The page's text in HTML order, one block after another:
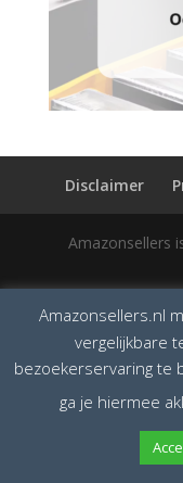
Disclaimer
Amazonsellers
Amazonsellers.nl
vergelijkbare
bezoekerservaring te
ga je hiermee